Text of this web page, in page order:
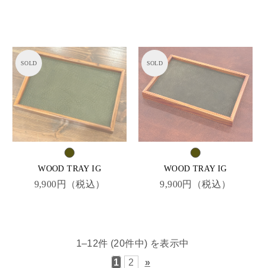
WOOD TRAY IG
9,900円（税込）
WOOD TRAY IG
9,900円（税込）
1–12件 (20件中) を表示中
1
2 »